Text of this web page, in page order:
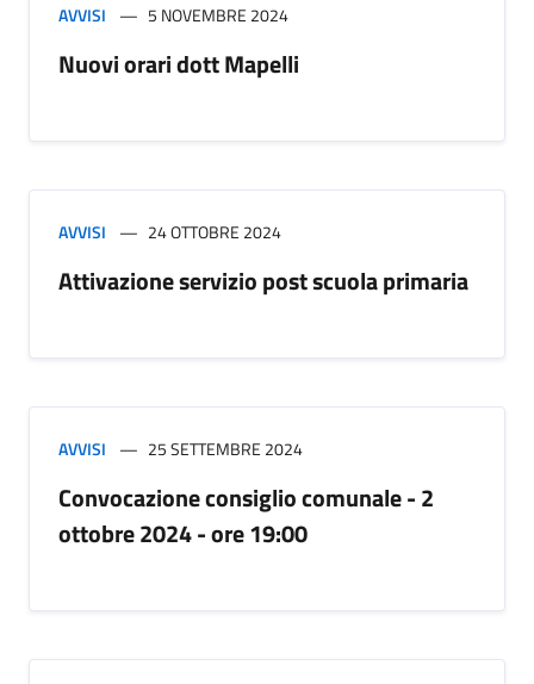
AVVISI 5 NOVEMBRE 2024
Nuovi orari dott Mapelli
AVVISI 24 OTTOBRE 2024
Attivazione servizio post scuola primaria
AVVISI 25 SETTEMBRE 2024
Convocazione consiglio comunale - 2
ottobre 2024 - ore 19:00